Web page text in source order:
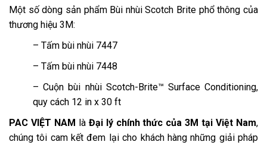
Một số dòng sản phẩm Bùi nhùi Scotch Brite phổ thông của
thương hiệu 3M:
– Tấm bùi nhùi 7447
– Tấm bùi nhùi 7448
– Cuộn bùi nhùi Scotch-Brite™ Surface Conditioning,
quy cách 12 in x 30 ft
PAC VIỆT NAM là Đại lý chính thức của 3M tại Việt Nam,
chúng tôi cam kết đem lại cho khách hàng những giải pháp